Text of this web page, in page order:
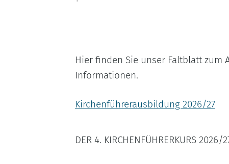
Hier finden Sie unser Faltblatt zum
Informationen.
Kirchenführerausbildung 2026/27
DER 4. KIRCHENFÜHRERKURS 2026/